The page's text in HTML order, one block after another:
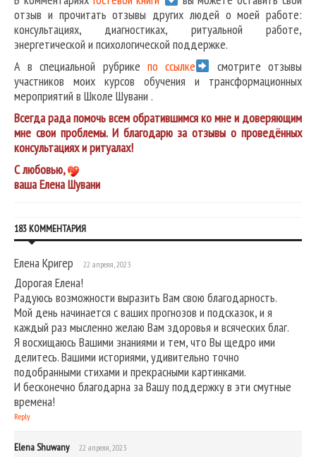
отзыв и прочитать отзывы других людей о моей работе:
консультациях, диагностиках, ритуальной работе,
энергетической и психологической поддержке.
А в специальной рубрике по ссылке
смотрите отзывы
участников моих курсов обучения и трансформационных
мероприятий в Школе Шувани .
Всегда рада помочь всем обратившимся ко мне и доверяющим
мне свои проблемы. И благодарю за отзывы о проведённых
консультациях и ритуалах!
С любовью,
ваша Елена Шувани
183 КОММЕНТАРИЯ
Елена Кригер 22 апреля, 2023
Дорогая Елена!
Радуюсь возможности выразить Вам свою благодарность.
Мой день начинается с ваших прогнозов и подсказок, и я
каждый раз мысленно желаю Вам здоровья и всяческих благ.
Я восхищаюсь Вашими знаниями и тем, что Вы щедро ими
делитесь. Вашими историями, удивительно точно
подобранными стихами и прекрасными картинками.
И бесконечно благодарна за Вашу поддержку в эти смутные
времена!
Reply
Elena Shuwany 22 апреля, 2023